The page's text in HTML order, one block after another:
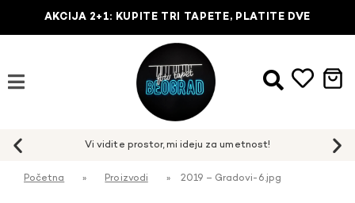
AKCIJA 2+1: KUPITE TRI TAPETE, PLATITE DVE
Početna » Proizvodi » 2019 – Gradovi-6.jpg